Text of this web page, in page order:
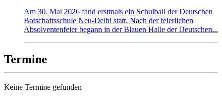
Am 30. Mai 2026 fand erstmals ein Schulball der Deutschen
Botschaftsschule Neu-Delhi statt. Nach der feierlichen
Absolventenfeier begann in der Blauen Halle der Deutschen...
Termine
Keine Termine gefunden